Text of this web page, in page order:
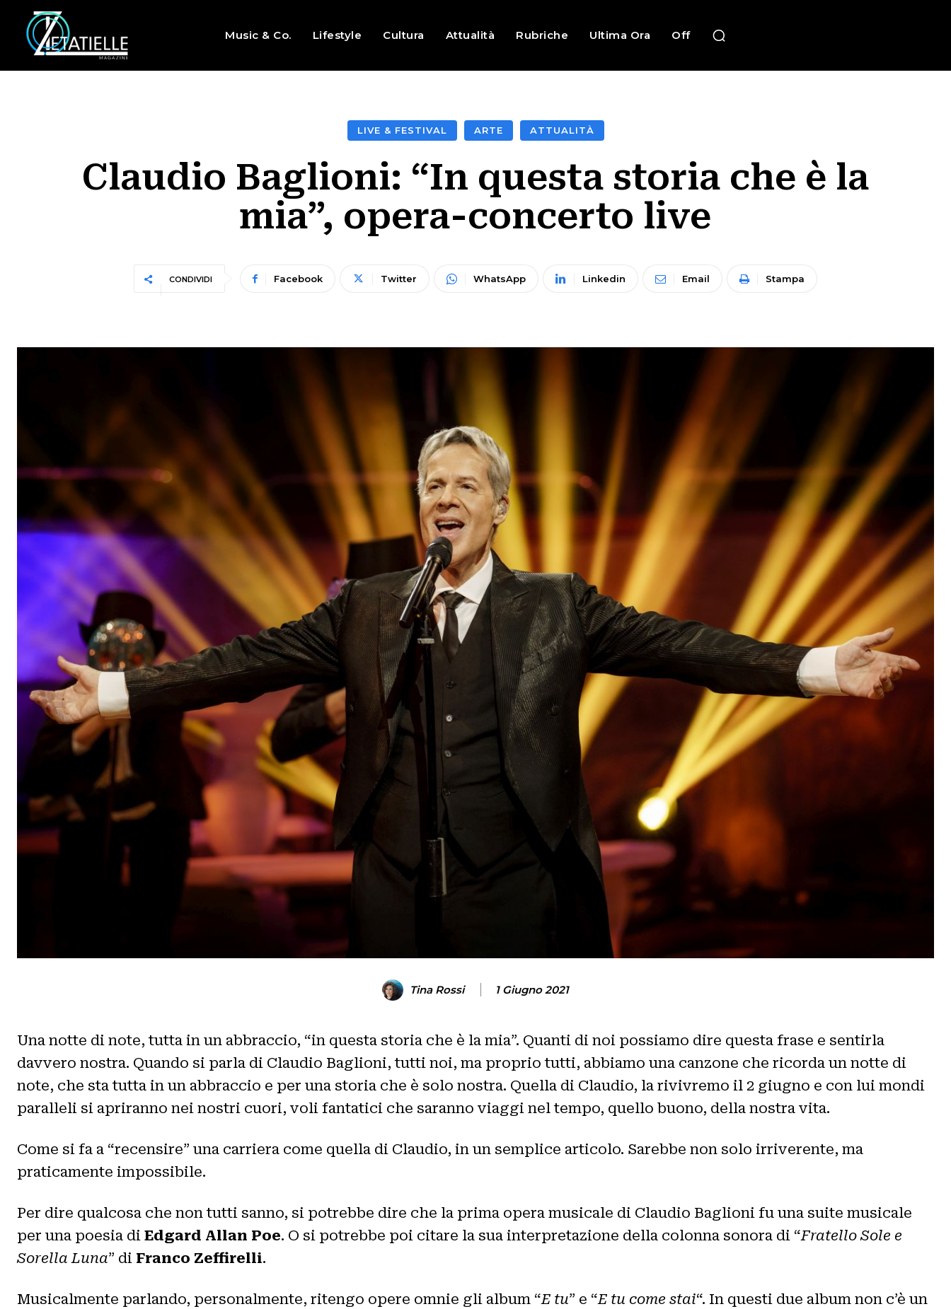
Music & Co. Lifestyle Cultura Attualità Rubriche Ultima Ora Off
LIVE & FESTIVAL ARTE ATTUALITÀ
Claudio Baglioni: “In questa storia che è la
mia”, opera-concerto live
CONDIVIDI Facebook Twitter WhatsApp Linkedin Email Stampa
Tina Rossi 1 Giugno 2021
Una notte di note, tutta in un abbraccio, “in questa storia che è la mia”. Quanti di noi possiamo dire questa frase e sentirla
davvero nostra. Quando si parla di Claudio Baglioni, tutti noi, ma proprio tutti, abbiamo una canzone che ricorda un notte di
note, che sta tutta in un abbraccio e per una storia che è solo nostra. Quella di Claudio, la rivivremo il 2 giugno e con lui mondi
paralleli si apriranno nei nostri cuori, voli fantatici che saranno viaggi nel tempo, quello buono, della nostra vita.
Come si fa a “recensire” una carriera come quella di Claudio, in un semplice articolo. Sarebbe non solo irriverente, ma
praticamente impossibile.
Per dire qualcosa che non tutti sanno, si potrebbe dire che la prima opera musicale di Claudio Baglioni fu una suite musicale
per una poesia di Edgard Allan Poe. O si potrebbe poi citare la sua interpretazione della colonna sonora di “Fratello Sole e
Sorella Luna” di Franco Zeffirelli.
Musicalmente parlando, personalmente, ritengo opere omnie gli album “E tu” e “E tu come stai“. In questi due album non c’è un